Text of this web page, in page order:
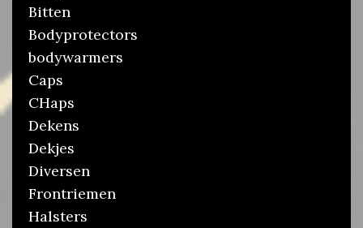
Bitten
Bodyprotectors
bodywarmers
Caps
CHaps
Dekens
Dekjes
Diversen
Frontriemen
Halsters